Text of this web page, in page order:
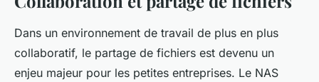
Dans un environnement de travail de plus en plus
collaboratif, le partage de fichiers est devenu un
enjeu majeur pour les petites entreprises. Le NAS